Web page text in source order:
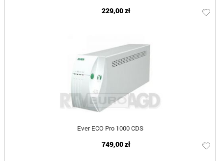
229,00 zł
Ever ECO Pro 1000 CDS
749,00 zł